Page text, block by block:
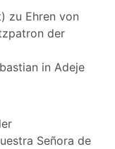
zu Ehren von
der
in Adeje
Señora de